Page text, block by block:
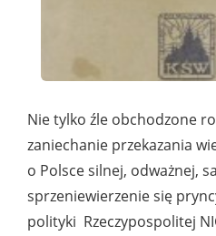
Nie tylko źle obchodzone
zaniechanie przekazania
o Polsce silnej, odważnej,
sprzeniewierzenie się
polityki Rzeczypospolitej